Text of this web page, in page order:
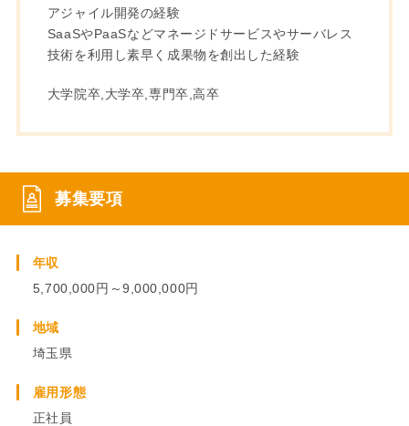
アジャイル開発の経験
SaaSやPaaSなどマネージドサービスやサーバレス
技術を利用し素早く成果物を創出した経験
大学院卒,大学卒,専門卒,高卒
募集要項
年収
5,700,000円～9,000,000円
地域
埼玉県
雇用形態
正社員